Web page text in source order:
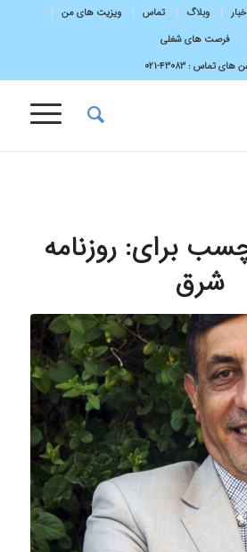
وبلاگ تماس
ویزیت های من
فرصت های شغلی
های تماس :43083-۰۲۱
برای:روزنامه
شرق